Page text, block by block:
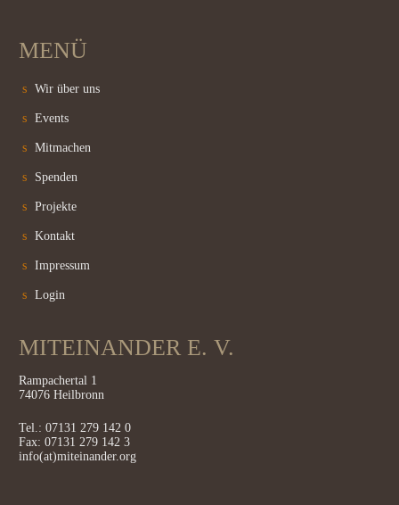
MENÜ
Wir über uns
Events
Mitmachen
Spenden
Projekte
Kontakt
Impressum
Login
MITEINANDER E. V.
Rampachertal 1
74076 Heilbronn
Tel.: 07131 279 142 0
Fax: 07131 279 142 3
info(at)miteinander.org